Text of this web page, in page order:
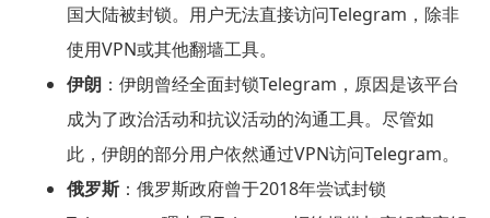
国大陆被封锁。用户无法直接访问Telegram，除非
使用VPN或其他翻墙工具。
伊朗：伊朗曾经全面封锁Telegram，原因是该平台
成为了政治活动和抗议活动的沟通工具。尽管如
此，伊朗的部分用户依然通过VPN访问Telegram。
俄罗斯：俄罗斯政府曾于2018年尝试封锁